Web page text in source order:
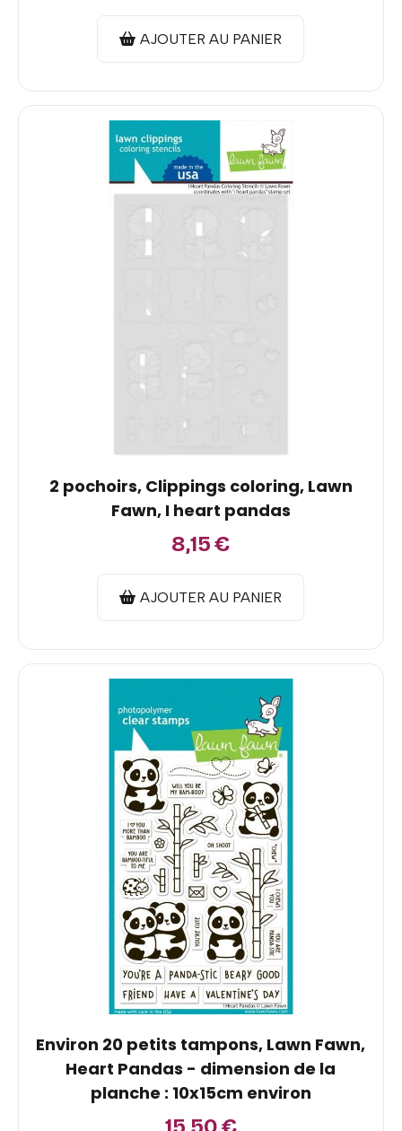
AJOUTER AU PANIER
2 pochoirs, Clippings coloring, Lawn
Fawn, I heart pandas
8,15€
AJOUTER AU PANIER
Environ 20 petits tampons, Lawn Fawn,
Heart Pandas - dimension de la
planche : 10x15cm environ